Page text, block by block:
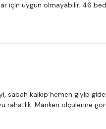
uygun olmayabilir. 46
sabah kalkıp hemen giyip
rahatlık. Manken ölçülerine